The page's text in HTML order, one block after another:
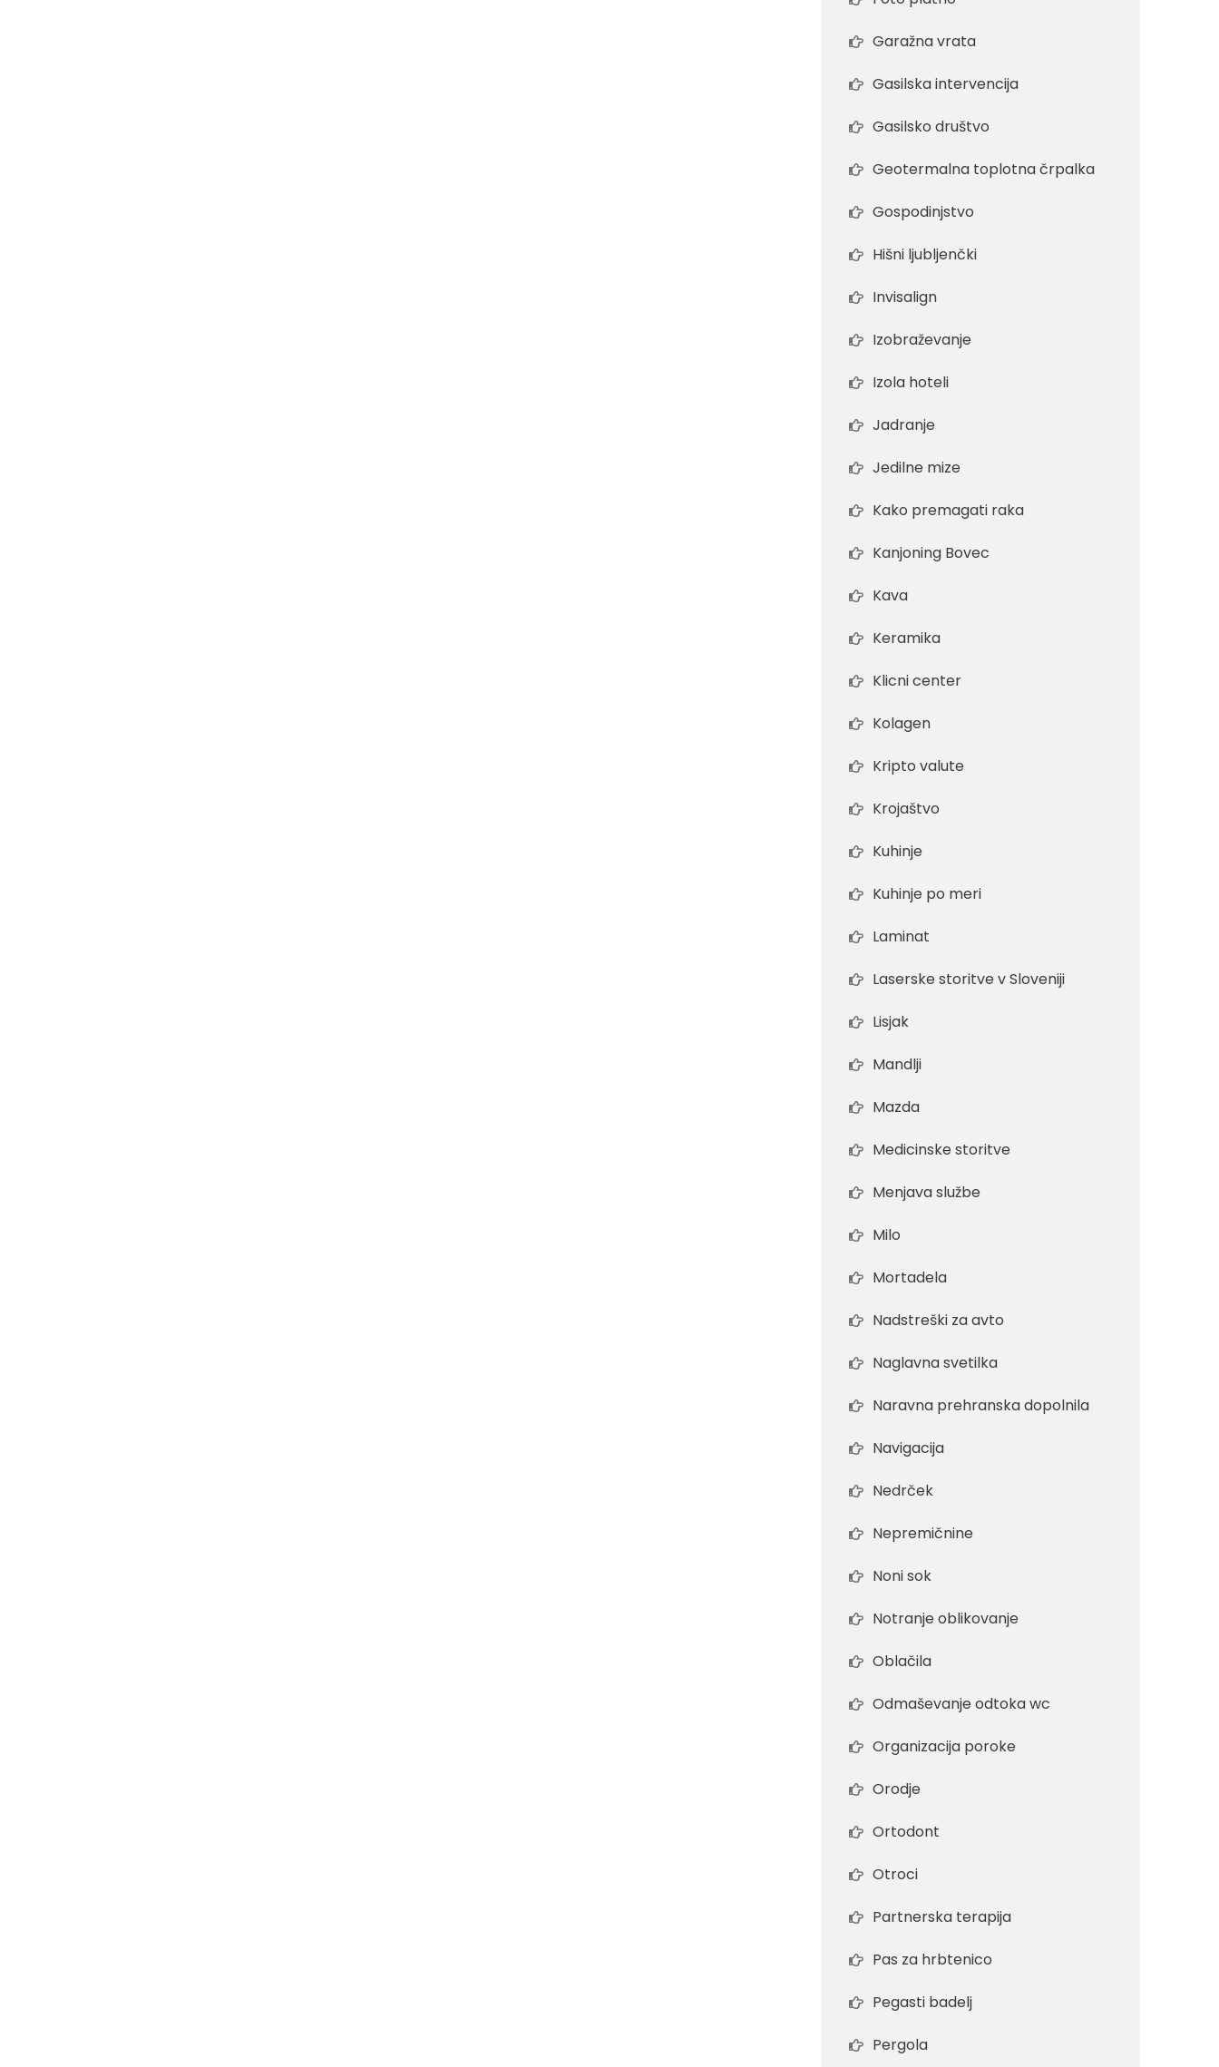
Garažna vrata
Gasilska intervencija
Gasilsko društvo
Geotermalna toplotna črpalka
Gospodinjstvo
Hišni ljubljenčki
Invisalign
Izobraževanje
Izola hoteli
Jadranje
Jedilne mize
Kako premagati raka
Kanjoning Bovec
Kava
Keramika
Klicni center
Kolagen
Kripto valute
Krojaštvo
Kuhinje
Kuhinje po meri
Laminat
Laserske storitve v Sloveniji
Lisjak
Mandlji
Mazda
Medicinske storitve
Menjava službe
Milo
Mortadela
Nadstreški za avto
Naglavna svetilka
Naravna prehranska dopolnila
Navigacija
Nedrček
Nepremičnine
Noni sok
Notranje oblikovanje
Oblačila
Odmaševanje odtoka wc
Organizacija poroke
Orodje
Ortodont
Otroci
Partnerska terapija
Pas za hrbtenico
Pegasti badelj
Pergola